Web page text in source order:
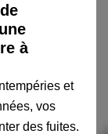
à
et
vos
des fuites.